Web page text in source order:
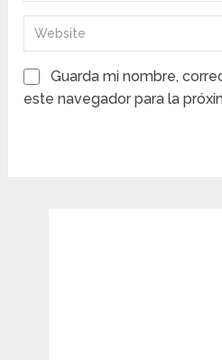
Guarda mi nombre,
este navegador para la